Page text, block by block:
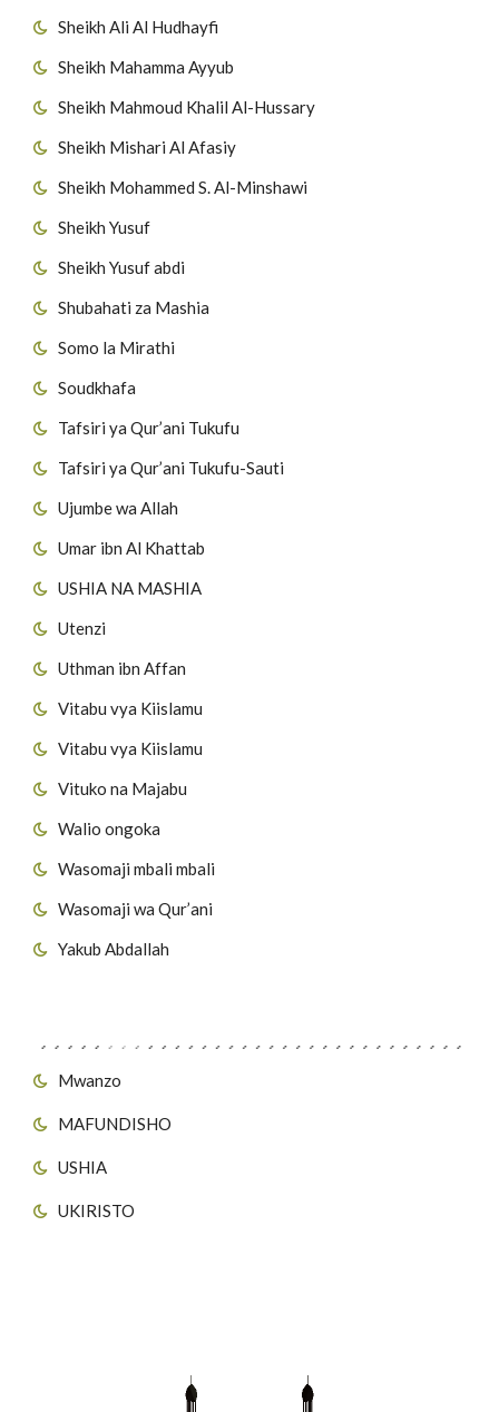
Sheikh Ali Al Hudhayfi
Sheikh Mahamma Ayyub
Sheikh Mahmoud Khalil Al-Hussary
Sheikh Mishari Al Afasiy
Sheikh Mohammed S. Al-Minshawi
Sheikh Yusuf
Sheikh Yusuf abdi
Shubahati za Mashia
Somo la Mirathi
Soudkhafa
Tafsiri ya Qur’ani Tukufu
Tafsiri ya Qur’ani Tukufu-Sauti
Ujumbe wa Allah
Umar ibn Al Khattab
USHIA NA MASHIA
Utenzi
Uthman ibn Affan
Vitabu vya Kiislamu
Vitabu vya Kiislamu
Vituko na Majabu
Walio ongoka
Wasomaji mbali mbali
Wasomaji wa Qur’ani
Yakub Abdallah
Mwanzo
MAFUNDISHO
USHIA
UKIRISTO